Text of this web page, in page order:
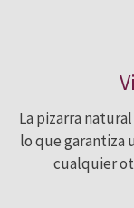
La pizarra
lo que garantiza
cualquier